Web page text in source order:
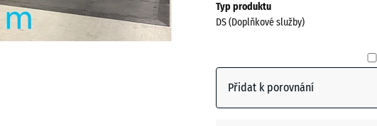
Typ produktu
DS (Doplňkové služby)
Přidat k porovnání